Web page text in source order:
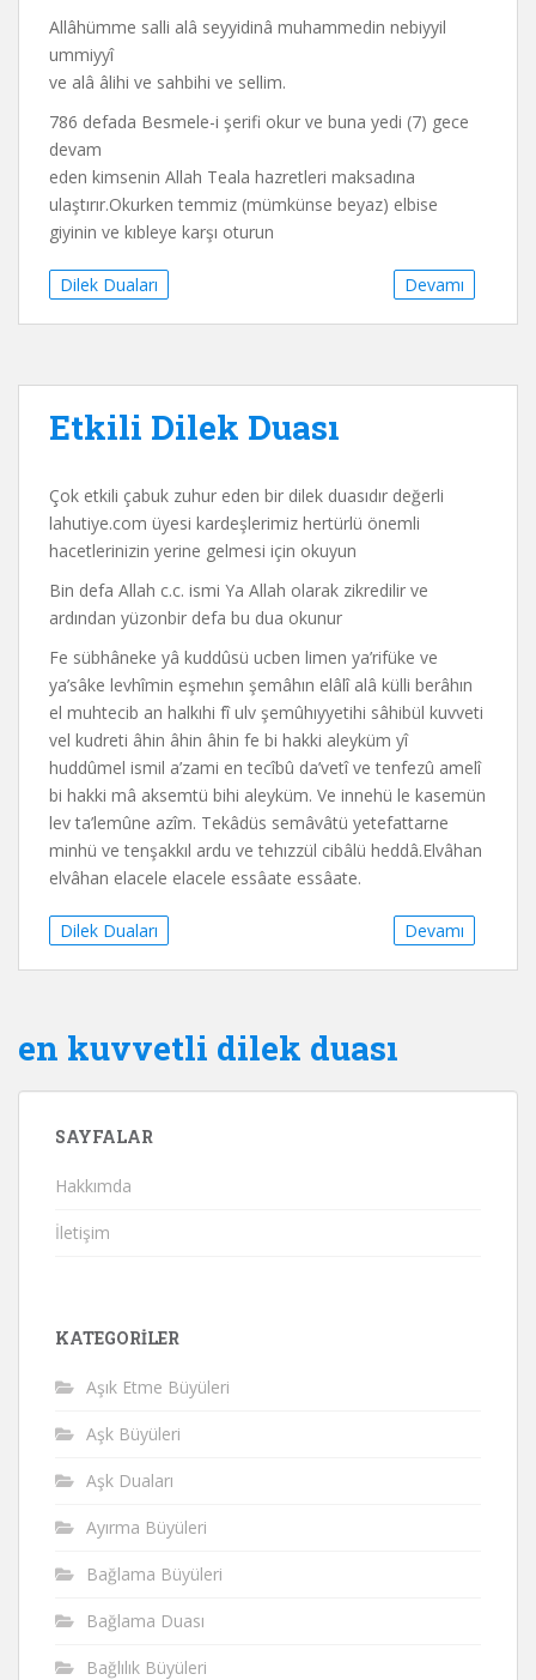
Allâhümme salli alâ seyyidinâ muhammedin nebiyyil
ummiyyî
ve alâ âlihi ve sahbihi ve sellim.
786 defada Besmele-i şerifi okur ve buna yedi (7) gece
devam
eden kimsenin Allah Teala hazretleri maksadına
ulaştırır.Okurken temmiz (mümkünse beyaz) elbise
giyinin ve kıbleye karşı oturun
Devamı
Dilek Duaları
Etkili Dilek Duası
Çok etkili çabuk zuhur eden bir dilek duasıdır değerli
lahutiye.com üyesi kardeşlerimiz hertürlü önemli
hacetlerinizin yerine gelmesi için okuyun
Bin defa Allah c.c. ismi Ya Allah olarak zikredilir ve
ardından yüzonbir defa bu dua okunur
Fe sübhâneke yâ kuddûsü ucben limen ya’rifüke ve
ya’sâke levhîmin eşmehın şemâhın elâlî alâ külli berâhın
el muhtecib an halkıhi fî ulv şemûhıyyetihi sâhibül kuvveti
vel kudreti âhin âhin âhin fe bi hakki aleyküm yî
huddûmel ismil a’zami en tecîbû da’vetî ve tenfezû amelî
bi hakki mâ aksemtü bihi aleyküm. Ve innehü le kasemün
lev ta’lemûne azîm. Tekâdüs semâvâtü yetefattarne
minhü ve tenşakkıl ardu ve tehızzül cibâlü heddâ.Elvâhan
elvâhan elacele elacele essâate essâate.
Devamı
Dilek Duaları
en kuvvetli dilek duası
SAYFALAR
Hakkımda
İletişim
KATEGORILER
Aşık Etme Büyüleri
Aşk Büyüleri
Aşk Duaları
Ayırma Büyüleri
Bağlama Büyüleri
Bağlama Duası
Bağlılık Büyüleri